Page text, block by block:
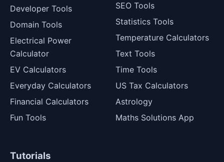
Developer Tools
Domain Tools
Electrical Power
Calculator
EV Calculators
Everyday Calculators
Financial Calculators
Fun Tools
SEO Tools
Statistics Tools
Temperature Calculators
Text Tools
Time Tools
US Tax Calculators
Astrology
Maths Solutions App
Tutorials